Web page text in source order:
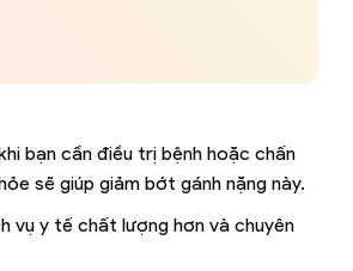
bạn cần điều trị bệnh hoặc chấn
sẽ giúp giảm bớt gánh nặng này.
vụ y tế chất lượng hơn và chuyên